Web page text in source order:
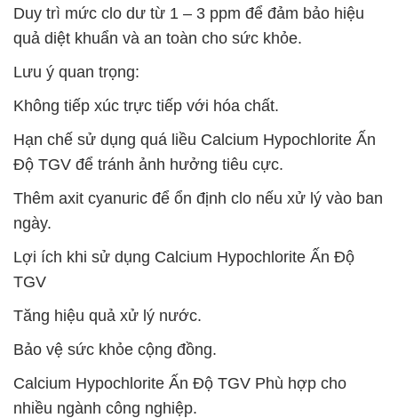
Duy trì mức clo dư từ 1 – 3 ppm để đảm bảo hiệu
quả diệt khuẩn và an toàn cho sức khỏe.
Lưu ý quan trọng:
Không tiếp xúc trực tiếp với hóa chất.
Hạn chế sử dụng quá liều Calcium Hypochlorite Ấn
Độ TGV để tránh ảnh hưởng tiêu cực.
Thêm axit cyanuric để ổn định clo nếu xử lý vào ban
ngày.
Lợi ích khi sử dụng Calcium Hypochlorite Ấn Độ
TGV
Tăng hiệu quả xử lý nước.
Bảo vệ sức khỏe cộng đồng.
Calcium Hypochlorite Ấn Độ TGV Phù hợp cho
nhiều ngành công nghiệp.